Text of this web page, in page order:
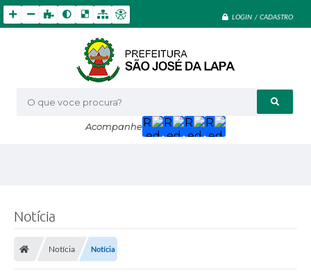
LOGIN / CADASTRO
O que voce procura?
Acompanhe
Notícia
Notícia Notícia